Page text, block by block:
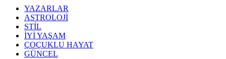
YAZARLAR
ASTROLOJİ
STİL
İYİ YAŞAM
ÇOÇUKLU HAYAT
GÜNCEL